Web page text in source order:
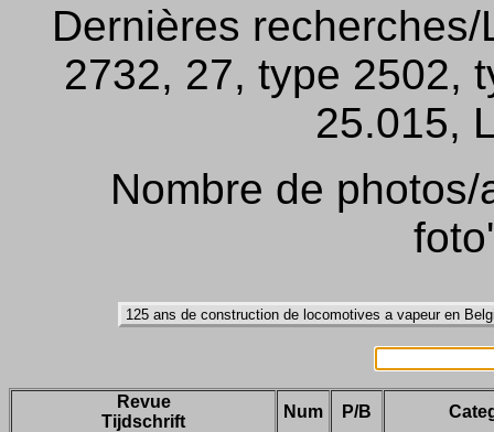
Dernières
2732, 27, type 2502,
25.015,
Nombre de
Revue
Tijdschrift
Num P/B